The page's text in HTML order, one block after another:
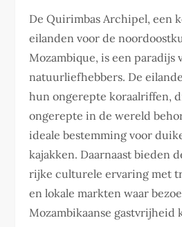
De Quirimbas Archipel, een
eilanden voor de
Mozambique, is een paradijs
natuurliefhebbers. De
hun ongerepte koraalriffen,
ongerepte in de wereld
ideale bestemming voor
kajakken. Daarnaast bieden
rijke culturele ervaring met
en lokale markten waar
Mozambikaanse gastvrijheid